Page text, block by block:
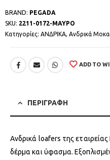
BRAND: PEGADA
SKU: 2211-0172-ΜΑΥΡΟ
Κατηγορίες: ΑΝΔΡΙΚΑ, Ανδρικά
ADD TO
ΠΕΡΙΓΡΑΦΗ
Ανδρικά loafers της
δέρμα και ύφασμα.